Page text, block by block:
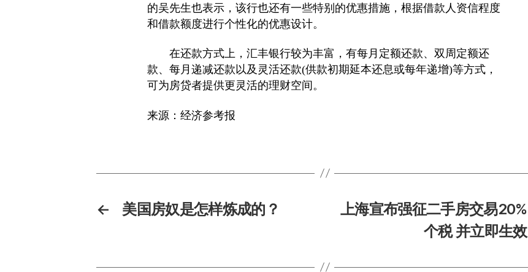
的吴先生也表示，该行也还有一些特别的优惠措施，根据借款人资信程度
和借款额度进行个性化的优惠设计。
在还款方式上，汇丰银行较为丰富，有每月定额还款、双周定额还
款、每月递减还款以及灵活还款(供款初期延本还息或每年递增)等方式，
可为房贷者提供更灵活的理财空间。
来源： 经济参考报
← 美国房奴是怎样炼成的？
上海宣布强征二手房交易20%
个税 并立即生效